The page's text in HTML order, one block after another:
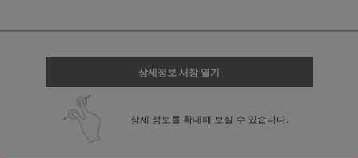
상세정보 새창 열기
상세 정보를 확대해 보실 수 있습니다.